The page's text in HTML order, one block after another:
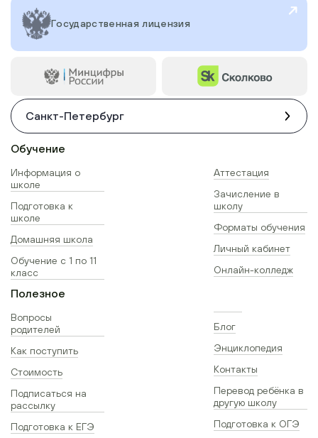
Государственная лицензия
Санкт-Петербург
Обучение
Информация о
школе
Подготовка к
школе
Домашняя школа
Обучение с 1 по 11
класс
Аттестация
Зачисление в
школу
Форматы обучения
Личный кабинет
Онлайн-колледж
Полезное
Вопросы
родителей
Как поступить
Стоимость
Подписаться на
рассылку
Подготовка к ЕГЭ
Блог
Энциклопедия
Контакты
Перевод ребёнка в
другую школу
Подготовка к ОГЭ